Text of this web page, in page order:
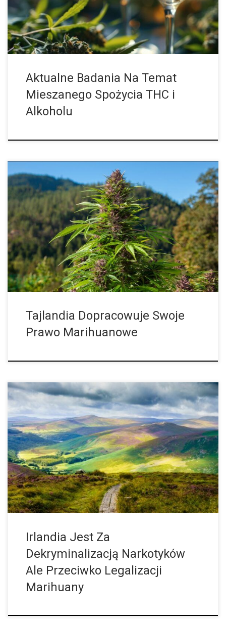
ten […]
Aktualne Badania Na Temat
Mieszanego Spożycia THC i
Alkoholu
Legalizacja marihuany w Tajlandii w czerwcu 2022 roku
spowodowała rozkwit, który nie wydaje się być w interesie
zarówno polityki, jak i dużej części populacji. Na wszystkich
rogach otwarto sklepy z […]
Tajlandia Dopracowuje Swoje
Prawo Marihuanowe
Jakiś czas temu rząd Irlandii powierzył organowi
obywatelskiemu zadanie opracowania krajowej polityki
antynarkotykowej. Grupa robocza składająca się z 99 obywateli
Irlandii powinna, po zakończeniu okresu konsultacji, przedstawić
Parlamentowi zalecenie dotyczące […]
Irlandia Jest Za
Dekryminalizacją Narkotyków
Ale Przeciwko Legalizacji
Marihuany